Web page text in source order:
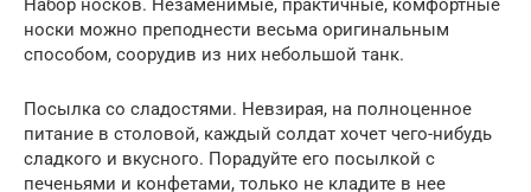
Набор носков. Незаменимые, практичные, комфортные
носки можно преподнести весьма оригинальным
способом, соорудив из них небольшой танк.
Посылка со сладостями. Невзирая, на полноценное
питание в столовой, каждый солдат хочет чего-нибудь
сладкого и вкусного. Порадуйте его посылкой с
печеньями и конфетами, только не кладите в нее